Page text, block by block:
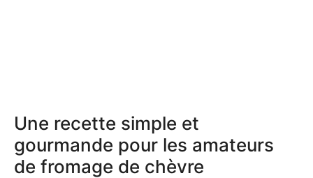
Une recette simple et
gourmande pour les amateurs
de fromage de chèvre